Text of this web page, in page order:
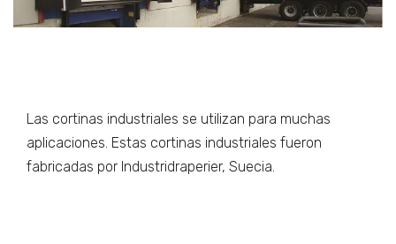
Las cortinas industriales se utilizan para muchas
aplicaciones. Estas cortinas industriales fueron
fabricadas por Industridraperier, Suecia.